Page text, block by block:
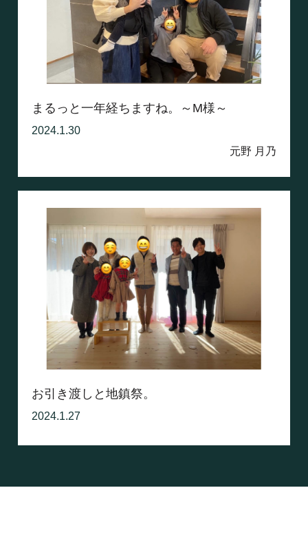
まるっと一年経ちますね。～M様～
2024.1.30
元野 月乃
お引き渡しと地鎮祭。
2024.1.27